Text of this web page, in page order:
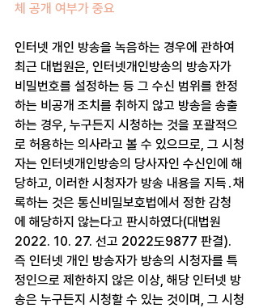
체 공개 여부가 중요
인터넷 개인 방송을 녹음하는 경우에 관하여
최근 대법원은, 인터넷개인방송의 방송자가
비밀번호를 설정하는 등 그 수신 범위를 한정
하는 비공개 조치를 취하지 않고 방송을 송출
하는 경우, 누구든지 시청하는 것을 포괄적으
로 허용하는 의사라고 볼 수 있으므로, 그 시청
자는 인터넷개인방송의 당사자인 수신인에 해
당하고, 이러한 시청자가 방송 내용을 지득․채
록하는 것은 통신비밀보호법에서 정한 감청
에 해당하지 않는다고 판시하였다(대법원
2022. 10. 27. 선고 2022도9877 판결).
즉 인터넷 개인 방송자가 방송의 시청자를 특
정인으로 제한하지 않은 이상, 해당 인터넷 방
송은 누구든지 시청할 수 있는 것이며, 그 시청